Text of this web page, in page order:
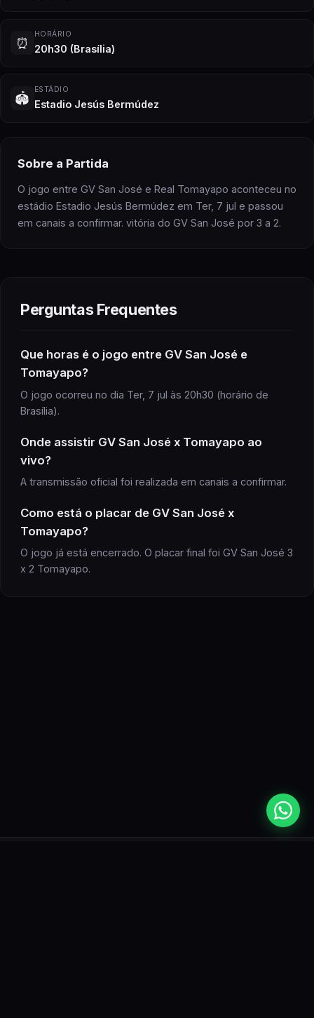
⏰
HORÁRIO
20h30 (Brasília)
🏟️
ESTÁDIO
Estadio Jesús Bermúdez
Sobre a Partida
O jogo entre GV San José e Real Tomayapo aconteceu no
estádio Estadio Jesús Bermúdez em Ter, 7 jul e passou
em canais a confirmar. vitória do GV San José por 3 a 2.
Perguntas Frequentes
Que horas é o jogo entre GV San José e
Tomayapo?
O jogo ocorreu no dia Ter, 7 jul às 20h30 (horário de
Brasília).
Onde assistir GV San José x Tomayapo ao
vivo?
A transmissão oficial foi realizada em canais a confirmar.
Como está o placar de GV San José x
Tomayapo?
O jogo já está encerrado. O placar final foi GV San José 3
x 2 Tomayapo.